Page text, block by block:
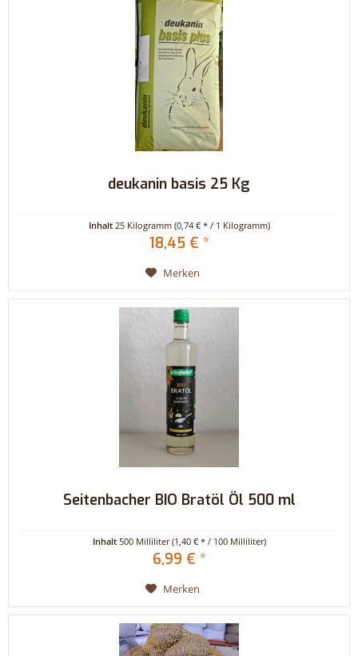
deukanin basis 25 Kg
Inhalt 25 Kilogramm (0,74 € * / 1 Kilogramm)
18,45 € *
Merken
Seitenbacher BIO Bratöl Öl 500 ml
Inhalt 500 Milliliter(1,40 € * / 100 Milliliter)
6,99 € *
Merken